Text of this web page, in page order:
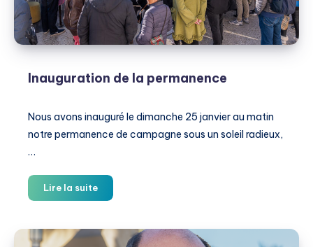
Inauguration de la permanence
Nous avons inauguré le dimanche 25 janvier au matin
notre permanence de campagne sous un soleil radieux,
…
Lire la suiteInauguration
de
permanence